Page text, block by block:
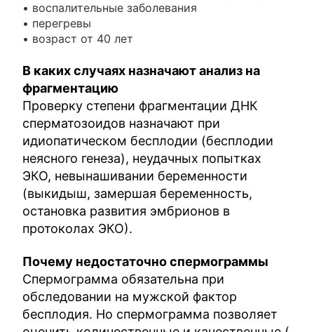
• воспалительные заболевания
• перегревы
• возраст от 40 лет
В каких случаях назначают анализ на
фрагментацию
Проверку степени фрагментации ДНК
сперматозоидов назначают при
идиопатическом бесплодии (бесплодии
неясного генеза), неудачных попытках
ЭКО, невынашивании беременности
(выкидыш, замершая беременность,
остановка развития эмбрионов в
протоколах ЭКО).
Почему недостаточно спермограммы
Спермограмма обязательна при
обследовании на мужской фактор
бесплодия. Но спермограмма позволяет